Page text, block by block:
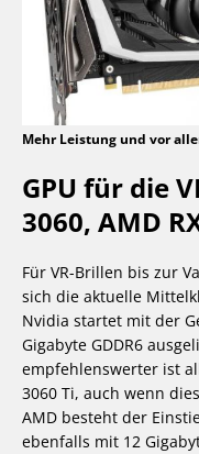
Mehr Leistung und vor
GPU für die
3060, AMD
Für VR-Brillen bis zur
sich die aktuelle
Nvidia startet mit der
Gigabyte GDDR6
empfehlenswerter ist
3060 Ti, auch wenn
AMD besteht der
ebenfalls mit 12